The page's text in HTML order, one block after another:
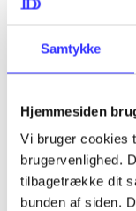
Samtykke
Hjemmesiden
Vi bruger cookies
brugervenlighed.
tilbagetrække dit
bunden af siden.
Tidsskrift
lorem
Artiklerne i